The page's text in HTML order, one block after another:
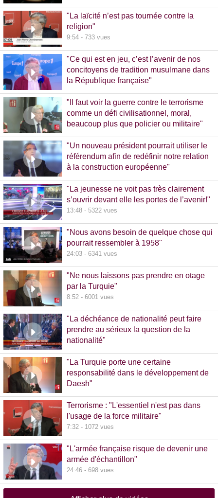
"La laïcité n’est pas tournée contre la
religion"
9:54 - 733 vues
"Ce qui est en jeu, c’est l’avenir de nos
concitoyens de tradition musulmane dans
la République française"
"Il faut voir la guerre contre le terrorisme
comme un défi civilisationnel, moral,
beaucoup plus que policier ou militaire"
"Un nouveau président pourrait utiliser le
référendum afin de redéfinir notre relation
à la construction européenne"
"La jeunesse ne voit pas très clairement
s’ouvrir devant elle les portes de l’avenir!"
13:48 - 5322 vues
"Nous avons besoin de quelque chose qui
pourrait ressembler à 1958"
24:03 - 6341 vues
"Ne nous laissons pas prendre en otage
par la Turquie"
8:52 - 6001 vues
"La déchéance de nationalité peut faire
prendre au sérieux la question de la
nationalité"
"La Turquie porte une certaine
responsabilité dans le développement de
Daesh"
Terrorisme : "L'essentiel n'est pas dans
l'usage de la force militaire"
7:32 - 1072 vues
"L'armée française risque de devenir une
armée d'échantillon"
24:46 - 698 vues